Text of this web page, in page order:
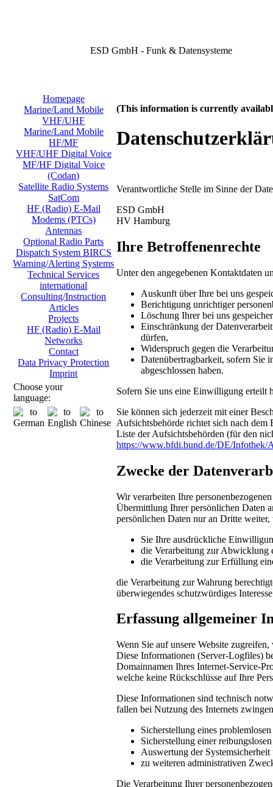
ESD GmbH - Funk & Datensysteme
Homepage
Marine/Land Mobile
VHF/UHF
Marine/Land Mobile
HF/MF
VHF/UHF Digital Voice
MF/HF Digital Voice
(Codan)
Satellite Radio Systems
SatCom
HF (Radio) E-Mail
Modems (PTCs)
Antennas
Optional Radio Parts
Dispatch System BIRCS
Warning/Alerting Systems
Technical Services
international
Consulting/Instruction
Articles
Projects
HF (Radio) E-Mail
Networks
Contact
Data Privacy Protection
Imprint
Choose your
language:
(This information is currently
Verantwortliche Stelle im Sinne der
ESD GmbH
HV Hamburg
Ihre Betroffenenrechte
Unter den angegebenen Kontaktdaten
Auskunft über Ihre bei uns
Berichtigung unrichtiger
Löschung Ihrer bei uns
Einschränkung der
dürfen,
Widerspruch gegen die
Datenübertragbarkeit, sofern Sie
abgeschlossen haben.
Sofern Sie uns eine Einwilligung erteilt
Sie können sich jederzeit mit einer
Aufsichtsbehörde richtet sich nach
Liste der Aufsichtsbehörden (für den
https://www.bfdi.bund.de/DE/Infothek/
Zwecke der
Wir verarbeiten Ihre
Übermittlung Ihrer persönlichen Daten
persönlichen Daten nur an Dritte weiter,
Sie Ihre ausdrückliche
die Verarbeitung zur Abwicklung
die Verarbeitung zur Erfüllung
die Verarbeitung zur Wahrung
überwiegendes schutzwürdiges
Erfassung allgemeiner
Wenn Sie auf unsere Website
Diese Informationen (Server-Logfiles)
Domainnamen Ihres Internet-Service-
welche keine Rückschlüsse auf Ihre
Diese Informationen sind technisch
fallen bei Nutzung des Internets
Sicherstellung eines
Sicherstellung einer
Auswertung der
zu weiteren administrativen
Die Verarbeitung Ihrer